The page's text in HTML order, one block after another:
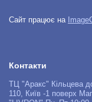
Сайт працює на
Контакти
ТЦ "Аракс" Кільцева
110, Київ -1 поверх